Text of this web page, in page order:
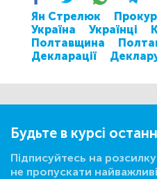
Ян Стрелюк
Україна
Українці
Полтавщина
Декларації
Будьте в курсі
Підписуйтесь на
не пропускати